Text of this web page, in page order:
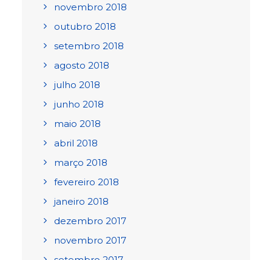
novembro 2018
outubro 2018
setembro 2018
agosto 2018
julho 2018
junho 2018
maio 2018
abril 2018
março 2018
fevereiro 2018
janeiro 2018
dezembro 2017
novembro 2017